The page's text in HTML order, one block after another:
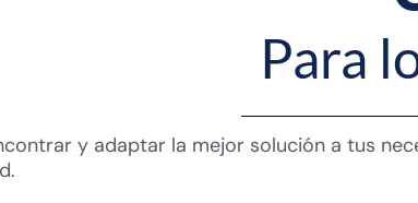
Para
y adaptar la mejor solución a tus